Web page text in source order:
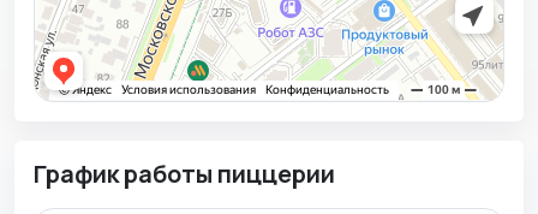
График работы пиццерии